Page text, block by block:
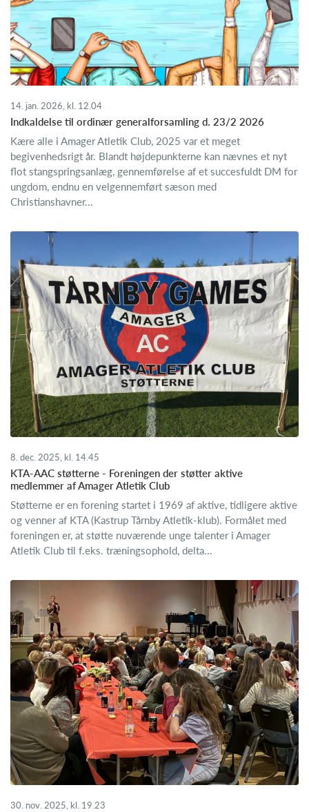
14. jan. 2026, kl. 12.04
Indkaldelse til ordinær generalforsamling d. 23/2 2026
Kære alle i Amager Atletik Club, 2025 var et meget
begivenhedsrigt år. Blandt højdepunkterne kan nævnes et nyt
flot stangspringsanlæg, gennemførelse af et succesfuldt DM for
ungdom, endnu en velgennemført sæson med
Christianshavner...
8. dec. 2025, kl. 14.45
KTA-AAC støtterne - Foreningen der støtter aktive
medlemmer af Amager Atletik Club
Støtterne er en forening startet i 1969 af aktive, tidligere aktive
og venner af KTA (Kastrup Tårnby Atletik-klub). Formålet med
foreningen er, at støtte nuværende unge talenter i Amager
Atletik Club til f.eks. træningsophold, delta...
30. nov. 2025, kl. 19.23